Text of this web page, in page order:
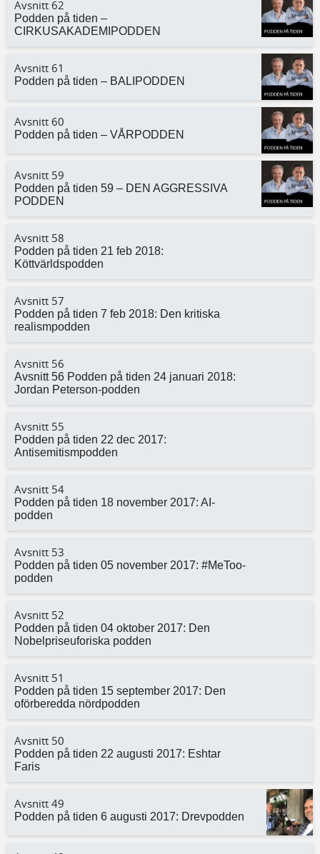
Avsnitt 62
Podden på tiden –
CIRKUSAKADEMIPODDEN
Avsnitt 61
Podden på tiden – BALIPODDEN
Avsnitt 60
Podden på tiden – VÅRPODDEN
Avsnitt 59
Podden på tiden 59 – DEN AGGRESSIVA
PODDEN
Avsnitt 58
Podden på tiden 21 feb 2018:
Köttvärldspodden
Avsnitt 57
Podden på tiden 7 feb 2018: Den kritiska
realismpodden
Avsnitt 56
Avsnitt 56 Podden på tiden 24 januari 2018:
Jordan Peterson-podden
Avsnitt 55
Podden på tiden 22 dec 2017:
Antisemitismpodden
Avsnitt 54
Podden på tiden 18 november 2017: AI-
podden
Avsnitt 53
Podden på tiden 05 november 2017: #MeToo-
podden
Avsnitt 52
Podden på tiden 04 oktober 2017: Den
Nobelpriseuforiska podden
Avsnitt 51
Podden på tiden 15 september 2017: Den
oförberedda nördpodden
Avsnitt 50
Podden på tiden 22 augusti 2017: Eshtar
Faris
Avsnitt 49
Podden på tiden 6 augusti 2017: Drevpodden